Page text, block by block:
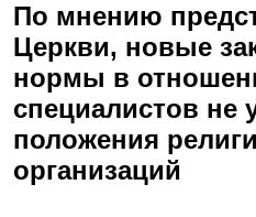
По мнению
Церкви, новые
нормы в
специалистов не
положения
организаций